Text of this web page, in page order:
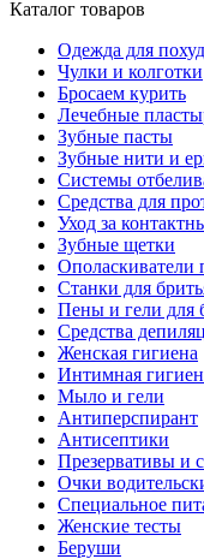
Каталог товаров
Одежда для
Чулки и колготки
Бросаем курить
Лечебные
Зубные пасты
Зубные нити и
Системы
Средства для
Уход за
Зубные щетки
Ополаскиватели
Станки для
Пены и гели для
Средства
Женская гигиена
Интимная
Мыло и гели
Антиперспирант
Антисептики
Презервативы и
Очки
Специальное
Женские тесты
Беруши